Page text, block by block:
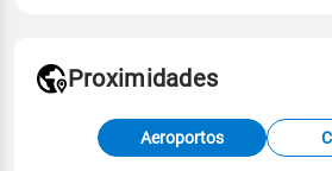
Fonte: dados combinados de
meteorológicas e satélite do
Proximidades
Aeroportos